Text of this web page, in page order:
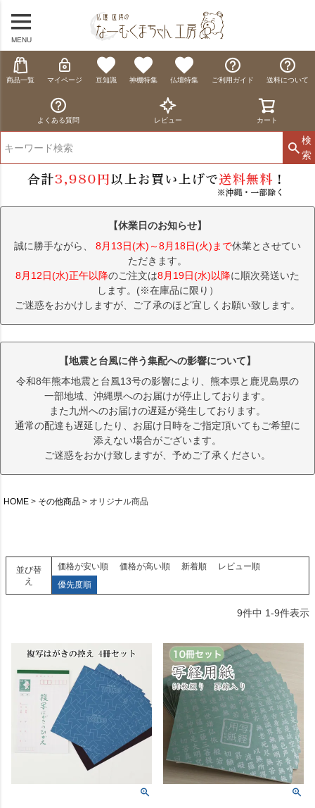
MENU
商品一覧 マイページ 豆知識 神棚特集 仏壇特集 ご利用ガイド 送料について
よくある質問 レビュー カート
検
索
【休業日のお知らせ】
誠に勝手ながら、 8月13日(木)～8月18日(火)まで休業とさせてい
ただきます。
8月12日(水)正午以降のご注文は8月19日(水)以降に順次発送いた
します。(※在庫品に限り）
ご迷惑をおかけしますが、ご了承のほど宜しくお願い致します。
【地震と台風に伴う集配への影響について】
令和8年熊本地震と台風13号の影響により、熊本県と鹿児島県の
一部地域、沖縄県へのお届けが停止しております。
また九州へのお届けの遅延が発生しております。
通常の配達も遅延したり、お届け日時をご指定頂いてもご希望に
添えない場合がございます。
ご迷惑をおかけ致しますが、予めご了承ください。
HOME その他商品 オリジナル商品
並び替
え
価格が安い順 価格が高い順 新着順
レビュー順
優先度順
9件中 1-9件表示